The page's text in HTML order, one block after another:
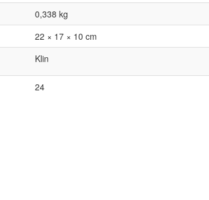
0,338 kg
22 × 17 × 10 cm
Klin
24